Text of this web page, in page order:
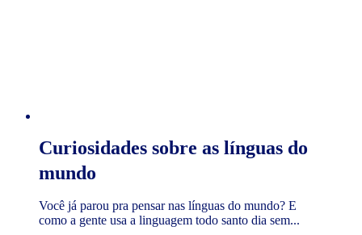
Curiosidades sobre as línguas do
mundo
Você já parou pra pensar nas línguas do mundo? E
como a gente usa a linguagem todo santo dia sem...